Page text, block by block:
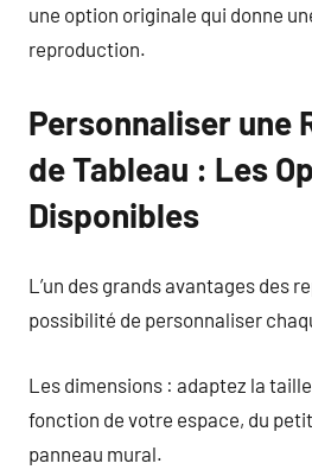
une option originale qui donne
reproduction.
Personnaliser une
de Tableau : Les
Disponibles
L’un des grands avantages des
possibilité de personnaliser
Les dimensions : adaptez la
fonction de votre espace, du
panneau mural.